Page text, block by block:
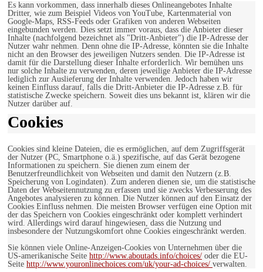
Es kann vorkommen, dass innerhalb dieses Onlineangebotes Inhalte
Dritter, wie zum Beispiel Videos von YouTube, Kartenmaterial von
Google-Maps, RSS-Feeds oder Grafiken von anderen Webseiten
eingebunden werden. Dies setzt immer voraus, dass die Anbieter dieser
Inhalte (nachfolgend bezeichnet als "Dritt-Anbieter") die IP-Adresse der
Nutzer wahr nehmen. Denn ohne die IP-Adresse, könnten sie die Inhalte
nicht an den Browser des jeweiligen Nutzers senden. Die IP-Adresse ist
damit für die Darstellung dieser Inhalte erforderlich. Wir bemühen uns
nur solche Inhalte zu verwenden, deren jeweilige Anbieter die IP-Adresse
lediglich zur Auslieferung der Inhalte verwenden. Jedoch haben wir
keinen Einfluss darauf, falls die Dritt-Anbieter die IP-Adresse z.B. für
statistische Zwecke speichern. Soweit dies uns bekannt ist, klären wir die
Nutzer darüber auf.
Cookies
Cookies sind kleine Dateien, die es ermöglichen, auf dem Zugriffsgerät
der Nutzer (PC, Smartphone o.ä.) spezifische, auf das Gerät bezogene
Informationen zu speichern. Sie dienen zum einem der
Benutzerfreundlichkeit von Webseiten und damit den Nutzern (z.B.
Speicherung von Logindaten). Zum anderen dienen sie, um die statistische
Daten der Webseitennutzung zu erfassen und sie zwecks Verbesserung des
Angebotes analysieren zu können. Die Nutzer können auf den Einsatz der
Cookies Einfluss nehmen. Die meisten Browser verfügen eine Option mit
der das Speichern von Cookies eingeschränkt oder komplett verhindert
wird. Allerdings wird darauf hingewiesen, dass die Nutzung und
insbesondere der Nutzungskomfort ohne Cookies eingeschränkt werden.
Sie können viele Online-Anzeigen-Cookies von Unternehmen über die
US-amerikanische Seite http://www.aboutads.info/choices/ oder die EU-
Seite http://www.youronlinechoices.com/uk/your-ad-choices/ verwalten.